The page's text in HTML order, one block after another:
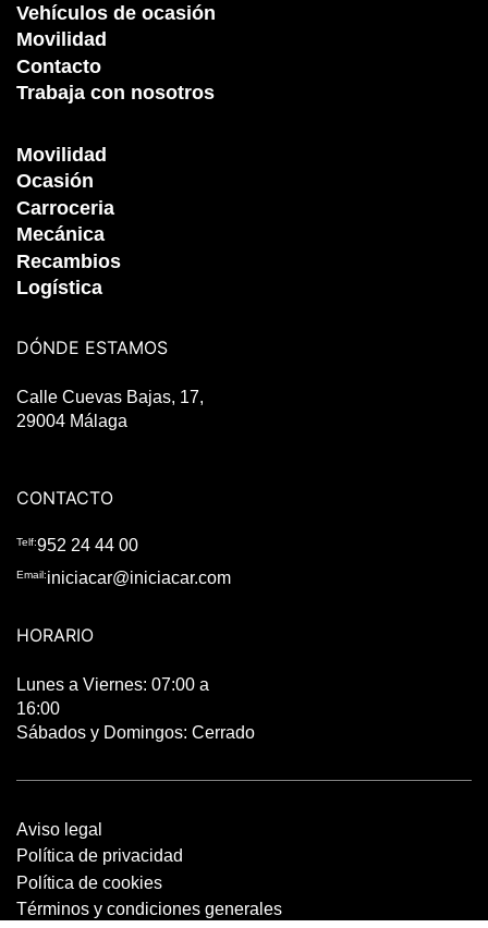
Vehículos de ocasión
Movilidad
Contacto
Trabaja con nosotros
Movilidad
Ocasión
Carroceria
Mecánica
Recambios
Logística
DÓNDE ESTAMOS
Calle Cuevas Bajas, 17,
29004 Málaga
CONTACTO
Telf:952 24 44 00
Email:iniciacar@iniciacar.com
HORARIO
Lunes a Viernes: 07:00 a
16:00
Sábados y Domingos: Cerrado
Aviso legal
Política de privacidad
Política de cookies
Términos y condiciones generales